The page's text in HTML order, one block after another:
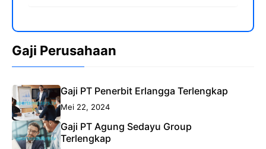
Gaji Perusahaan
Gaji PT Penerbit Erlangga Terlengkap
Mei 22, 2024
Gaji PT Agung Sedayu Group
Terlengkap